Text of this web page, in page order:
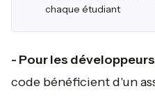
chaque étudiant
- Pour les
code bénéficient d'un